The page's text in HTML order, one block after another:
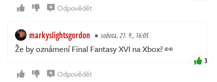
Odpovědět
markyslightsgordon sobota, 21. 9., 16:05
Že by oznámení Final Fantasy XVI na Xbox? 👀
3
Odpovědět